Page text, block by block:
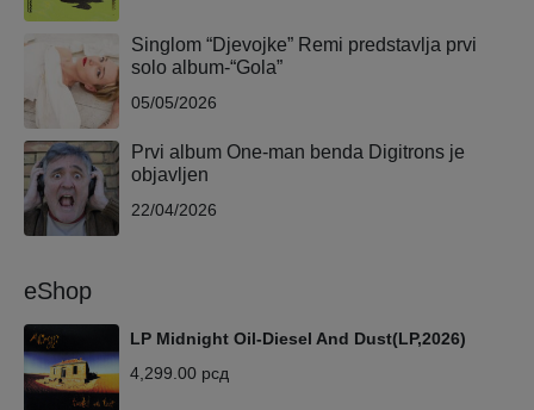
Singlom “Djevojke” Remi predstavlja prvi
solo album-“Gola”
05/05/2026
Prvi album One-man benda Digitrons je
objavljen
22/04/2026
eShop
LP Midnight Oil-Diesel And Dust(LP,2026)
4,299.00 рсд